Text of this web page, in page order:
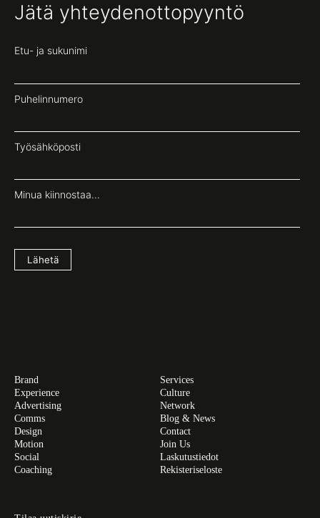
Jätä yhteydenottopyyntö
Etu- ja sukunimi
Puhelinnumero
Työsähköposti
Minua kiinnostaa...
Lähetä
Brand
Experience
Advertising
Comms
Design
Motion
Social
Coaching
Services
Culture
Network
Blog & News
Contact
Join Us
Laskutustiedot
Rekisteriseloste